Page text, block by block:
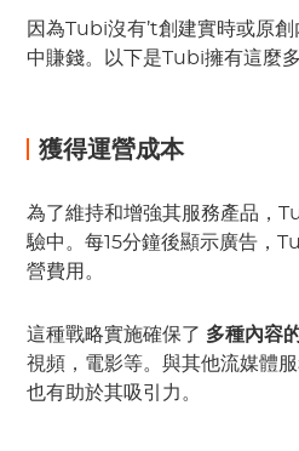
因為Tubi沒有’t創建實時或原
中賺錢。以下是Tubi擁有這麼
獲得運營成本
為了維持和增強其服務產品，
驗中。每15分鐘後顯示廣告，
營費用。
這種戰略實施確保了 多種內容
視頻，電影等。與其他流媒體
也有助於其吸引力。